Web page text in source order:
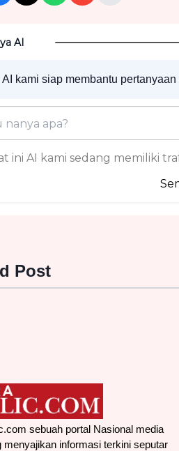
AI
AI kami siap membantu pertanyaan
ini AI kami sedang memiliki
Post
sebuah portal Nasional media
menyajikan informasi terkini seputar